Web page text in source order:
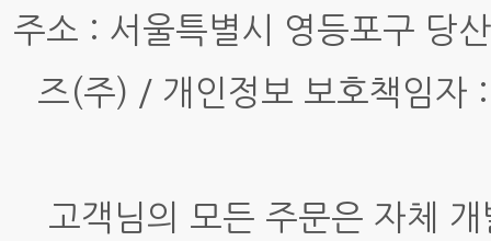
주소 : 서울특별시 영등포구 당
즈(주) / 개인정보 보호책임
고객님의 모든 주문은 자체